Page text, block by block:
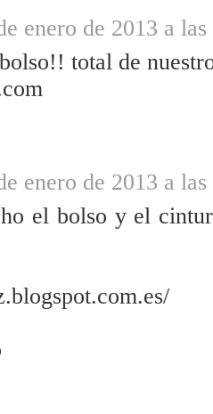
enero de 2013 a
total de
enero de 2013 a las
el bolso y el